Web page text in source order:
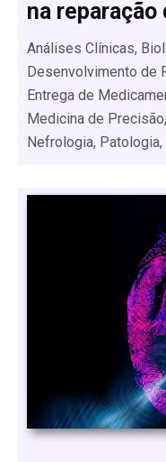
na
Análises Clínicas,
Desenvolvimento de
Entrega de
Medicina de
Nefrologia,